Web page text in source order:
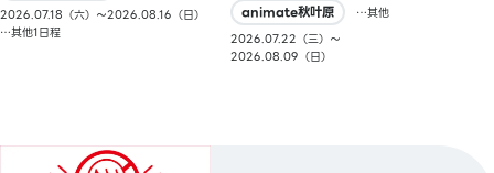
2026.07.18（六）〜2026.08.16（日）
…其他1日程
animate秋叶原
…其他
2026.07.22（三）〜
2026.08.09（日）